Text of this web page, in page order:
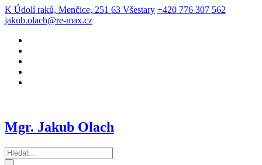
K Údolí raků, Menčice, 251 63 Všestary +420 776 307 562
jakub.olach@re-max.cz
Mgr. Jakub Olach